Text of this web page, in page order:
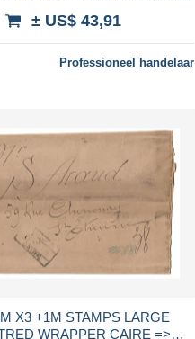
± US$ 43,91
Professioneel handelaar
X3 +1M STAMPS LARGE
WRAPPER CAIRE =>